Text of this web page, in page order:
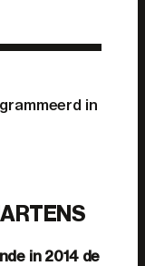
in
in 2014 de